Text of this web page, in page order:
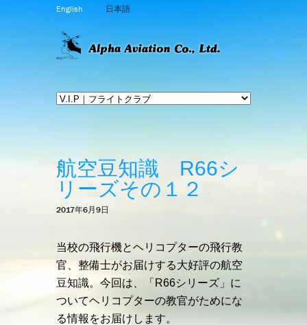
English 日本語
航空豆知識 R66シ
リーズその１２
2017年6月9日
当校の飛行機とヘリコプターの飛行教
官、整備士がお届けする大好評の航空
豆知識。今回は、「R66シリーズ」に
ついてヘリコプターの教官がためにな
る情報をお届けします。